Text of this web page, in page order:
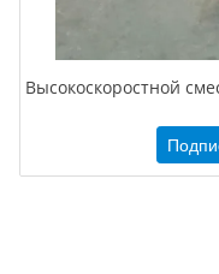
Высокоскоростной